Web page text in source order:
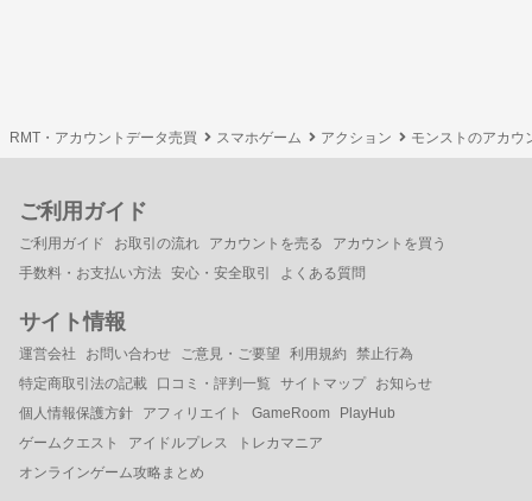
RMT・アカウントデータ売買 スマホゲーム アクション モンストのアカウ
ご利用ガイド
ご利用ガイド お取引の流れ アカウントを売る
アカウントを買う
手数料・お支払い方法 安心・安全取引 よくある質問
サイト情報
運営会社 お問い合わせ ご意見・ご要望 利用規約
禁止行為
特定商取引法の記載
口コミ・評判一覧 サイトマップ
お知らせ
個人情報保護方針
アフィリエイト GameRoom
PlayHub
ゲームクエスト
アイドルプレス
トレカマニア
オンラインゲーム攻略まとめ